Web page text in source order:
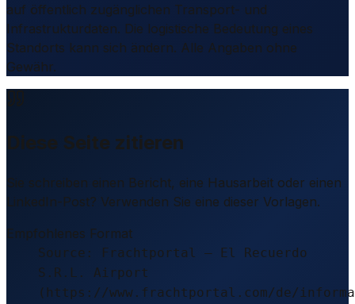
auf öffentlich zugänglichen Transport- und
Infrastrukturdaten. Die logistische Bedeutung eines
Standorts kann sich ändern. Alle Angaben ohne
Gewähr.
Diese Seite zitieren
Sie schreiben einen Bericht, eine Hausarbeit oder einen
LinkedIn-Post? Verwenden Sie eine dieser Vorlagen.
Empfohlenes Format
Source: Frachtportal – El Recuerdo
S.R.L. Airport
(https://www.frachtportal.com/de/